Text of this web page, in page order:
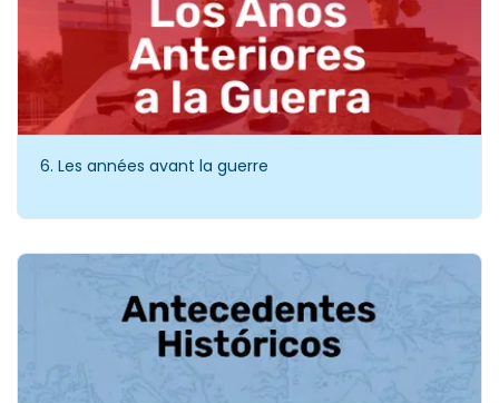
6. Les années avant la guerre